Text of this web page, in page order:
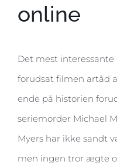
online
Det mest interessante
forudsat filmen artåd
ende på historien
seriemorder Michael
Myers har ikke sandt
men ingen tror ægte